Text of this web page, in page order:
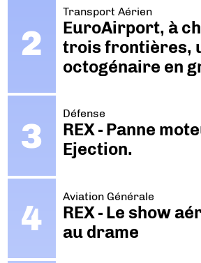
Transport Aérien
EuroAirport, à
trois frontières,
octogénaire en
Défense
REX - Panne
Ejection.
Aviation Générale
REX - Le show
au drame